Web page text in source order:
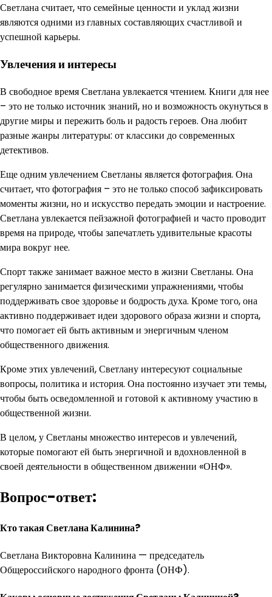
Светлана считает, что семейные ценности и уклад жизни
являются одними из главных составляющих счастливой и
успешной карьеры.
Увлечения и интересы
В свободное время Светлана увлекается чтением. Книги для нее
– это не только источник знаний, но и возможность окунуться в
другие миры и пережить боль и радость героев. Она любит
разные жанры литературы: от классики до современных
детективов.
Еще одним увлечением Светланы является фотография. Она
считает, что фотография – это не только способ зафиксировать
моменты жизни, но и искусство передать эмоции и настроение.
Светлана увлекается пейзажной фотографией и часто проводит
время на природе, чтобы запечатлеть удивительные красоты
мира вокруг нее.
Спорт также занимает важное место в жизни Светланы. Она
регулярно занимается физическими упражнениями, чтобы
поддерживать свое здоровье и бодрость духа. Кроме того, она
активно поддерживает идеи здорового образа жизни и спорта,
что помогает ей быть активным и энергичным членом
общественного движения.
Кроме этих увлечений, Светлану интересуют социальные
вопросы, политика и история. Она постоянно изучает эти темы,
чтобы быть осведомленной и готовой к активному участию в
общественной жизни.
В целом, у Светланы множество интересов и увлечений,
которые помогают ей быть энергичной и вдохновленной в
своей деятельности в общественном движении «ОНФ».
Вопрос-ответ:
Кто такая Светлана Калинина?
Светлана Викторовна Калинина — председатель
Общероссийского народного фронта (ОНФ).